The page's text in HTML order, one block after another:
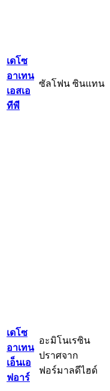
เดโซ
อาเทน
เอสเอ
ทีพี
ซัลโฟน ซินแทน
เดโซ
อาเทน
เอ็นเอ
ฟอาร์
อะมิโนเรซิน
ปราศจาก
ฟอร์มาลดีไฮด์